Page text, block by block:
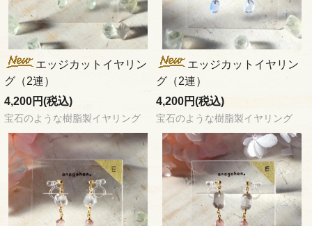
エッジカットイヤリン
グ（2連）
4,200円(税込)
宝石のような樹脂製イヤリング
エッジカットイヤリン
グ（2連）
4,200円(税込)
宝石のような樹脂製イヤリング